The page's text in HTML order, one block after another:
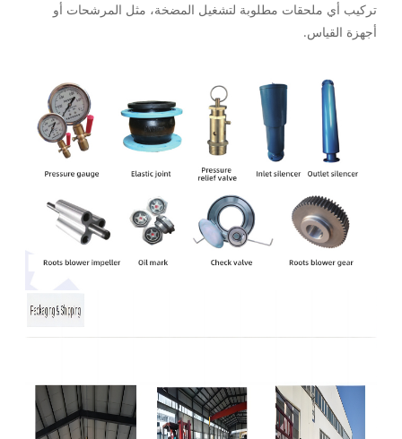
تركيب أي ملحقات مطلوبة لتشغيل المضخة، مثل المرشحات أو
أجهزة القياس.